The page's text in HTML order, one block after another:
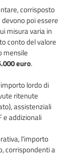
corrisposto
poi essere
misura varia in
conto del valore
mensile
euro.
lordo di
ritenute
assistenziali
e addizionali
l'importo
corrispondenti a